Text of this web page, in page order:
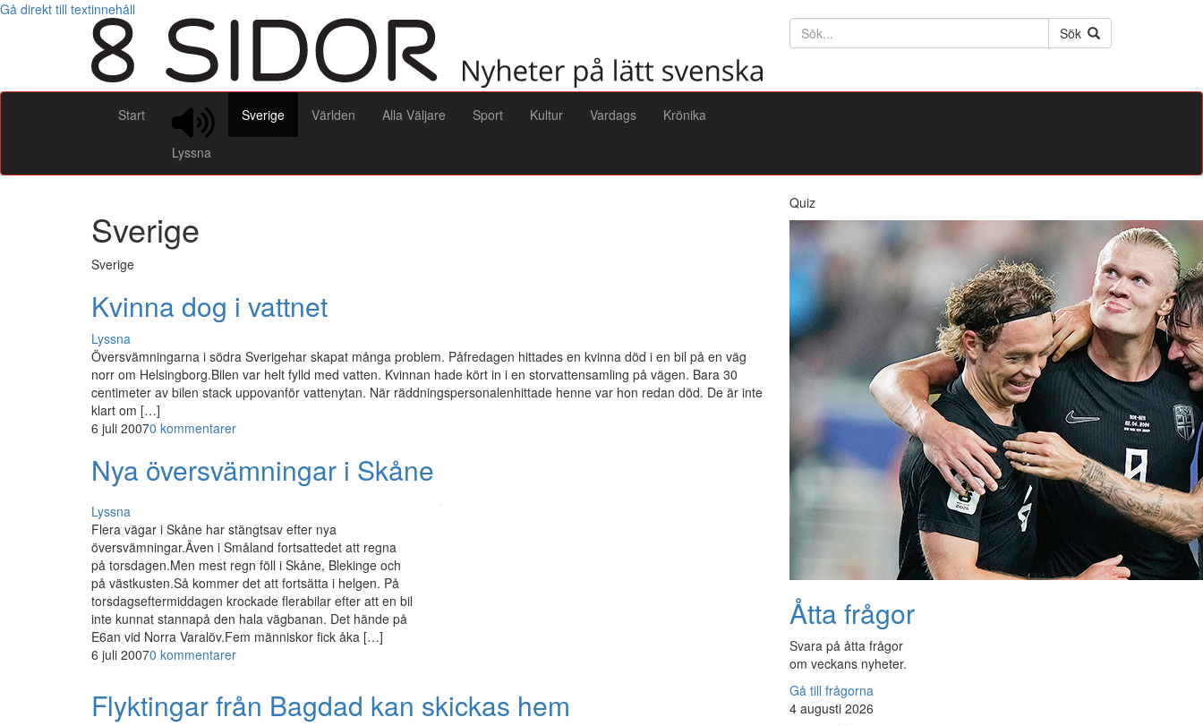
Gå direkt till textinnehåll
Söktext
Sök
Start
Lyssna
Sverige Världen Alla Väljare Sport Kultur Vardags Krönika
Sverige
Sverige
Kvinna dog i vattnet
Lyssna
Översvämningarna i södra Sverigehar skapat många problem. Påfredagen hittades en kvinna död i en bil på en väg
norr om Helsingborg.Bilen var helt fylld med vatten. Kvinnan hade kört in i en storvattensamling på vägen. Bara 30
centimeter av bilen stack uppovanför vattenytan. När räddningspersonalenhittade henne var hon redan död. De är inte
klart om […]
6 juli 20070 kommentarer
Nya översvämningar i Skåne
Lyssna
Flera vägar i Skåne har stängtsav efter nya
översvämningar.Även i Småland fortsattedet att regna
på torsdagen.Men mest regn föll i Skåne, Blekinge och
på västkusten.Så kommer det att fortsätta i helgen. På
torsdagseftermiddagen krockade flerabilar efter att en bil
inte kunnat stannapå den hala vägbanan. Det hände på
E6an vid Norra Varalöv.Fem människor fick åka […]
6 juli 20070 kommentarer
Flyktingar från Bagdad kan skickas hem
Quiz
Åtta frågor
Svara på åtta frågor
om veckans nyheter.
Gå till frågorna
4 augusti 2026